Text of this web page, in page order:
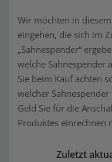
Wir möchten in
eingehen, die sich im
„Sahnespender“
welche Sahnespender
Sie beim Kauf achten
welcher
Geld Sie für die
Produktes einrechnen
Zuletzt